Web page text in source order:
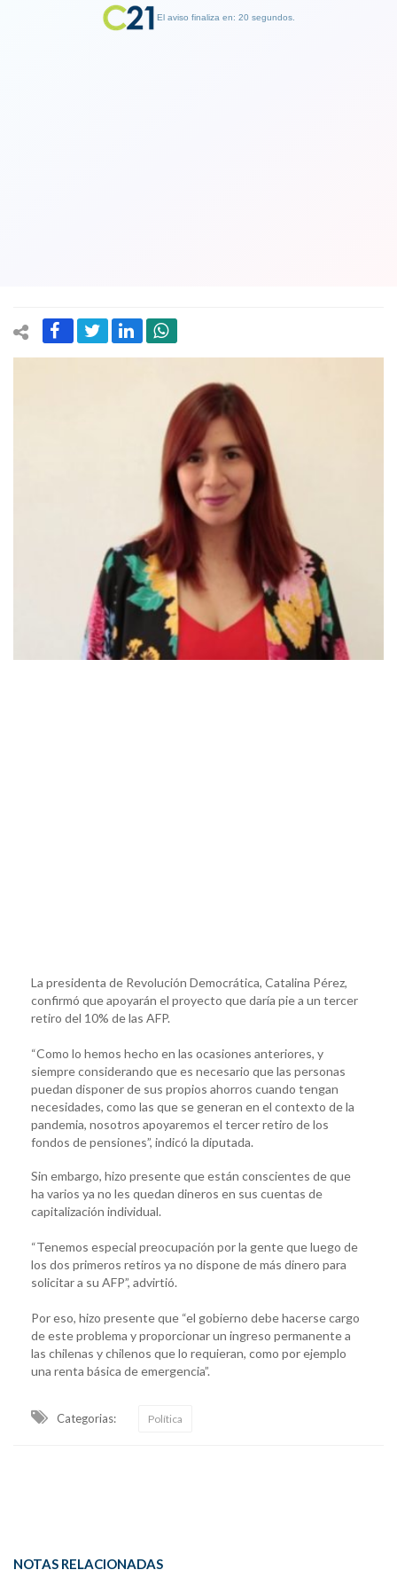
La presidenta de Revolución Democrática, Catalina Pérez,
confirmó que apoyarán el proyecto que daría pie a un tercer
retiro del 10% de las AFP.
“Como lo hemos hecho en las ocasiones anteriores, y
siempre considerando que es necesario que las personas
puedan disponer de sus propios ahorros cuando tengan
necesidades, como las que se generan en el contexto de la
pandemia, nosotros apoyaremos el tercer retiro de los
fondos de pensiones”, indicó la diputada.
Sin embargo, hizo presente que están conscientes de que
ha varios ya no les quedan dineros en sus cuentas de
capitalización individual.
“Tenemos especial preocupación por la gente que luego de
los dos primeros retiros ya no dispone de más dinero para
solicitar a su AFP”, advirtió.
Por eso, hizo presente que “el gobierno debe hacerse cargo
de este problema y proporcionar un ingreso permanente a
las chilenas y chilenos que lo requieran, como por ejemplo
una renta básica de emergencia”.
Categorias: Política
NOTAS RELACIONADAS
El aviso finaliza en: 19 segundos.